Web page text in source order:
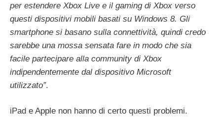
per estendere Xbox Live e il gaming di Xbox verso
questi dispositivi mobili basati su Windows 8. Gli
smartphone si basano sulla connettività, quindi credo
sarebbe una mossa sensata fare in modo che sia
facile partecipare alla community di Xbox
indipendentemente dal dispositivo Microsoft
utilizzato”.
iPad e Apple non hanno di certo questi problemi.